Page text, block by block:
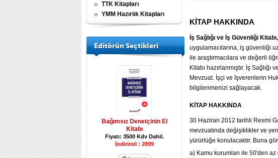
TTK Kitapları
YMM Hazırlık Kitapları
Editörün Seçtikleri
Bağımsız Denetçinin El
Kitabı
Fiyatı: 3500 Kdv Dahil.
İndirimli : 2899
Tüm Yönleriyle Kar Dağıtımı
Fiyatı: 1750 Kdv Dahil.
KİTAP HAKKINDA
İş Sağlığı ve İş Güvenliği Kitabı,
uygulamacılarına, iş güvenliği
ile araştırmacılara ve değerli
Kitabı hazırlanmıştır. İş
Mevzuat. İşçi ve İşverenlerin
bilgilenmenizi sağlayacak.
KİTAP HAKKINDA
30 Haziran 2012 tarihli Resmi
mevzuatında değişiklikler ve
yürürlüğe konulacaktır. Buna
a) Kamu kurumlan ile 50′den az